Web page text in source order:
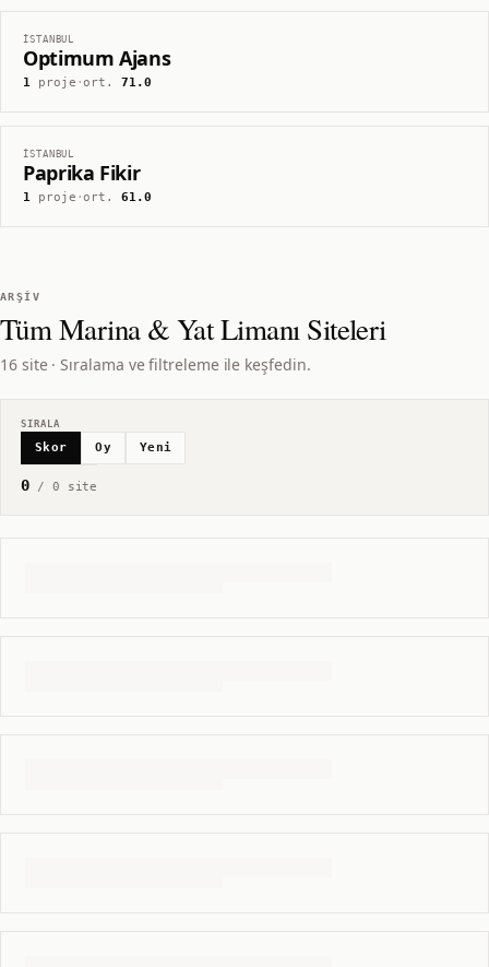
İSTANBUL
Optimum Ajans
1proje ·ort.71.0
İSTANBUL
Paprika Fikir
1proje ·ort.61.0
ARŞIV
TümMarina & Yat LimanıSiteleri
16 site · Sıralama ve filtreleme ile keşfedin.
SIRALA
Skor Oy Yeni
0/ 0 site